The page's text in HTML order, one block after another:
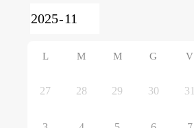
L M M G V
27 28 29 30 31